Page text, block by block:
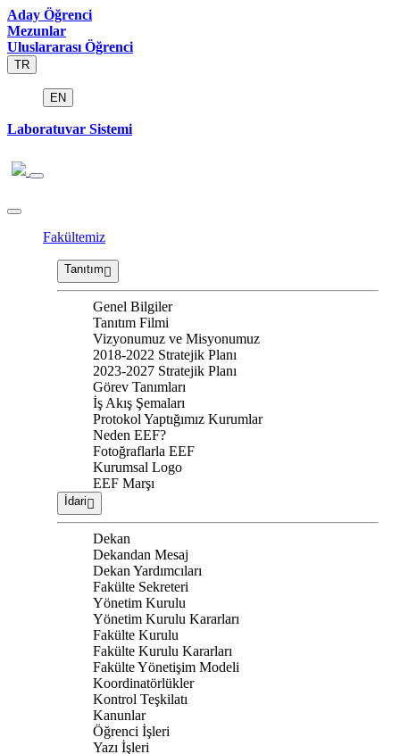
Aday Öğrenci
Mezunlar
Uluslararası Öğrenci
TR
EN
Laboratuvar Sistemi
Fakültemiz
Tanıtım
Genel Bilgiler
Tanıtım Filmi
Vizyonumuz ve Misyonumuz
2018-2022 Stratejik Planı
2023-2027 Stratejik Planı
Görev Tanımları
İş Akış Şemaları
Protokol Yaptığımız Kurumlar
Neden EEF?
Fotoğraflarla EEF
Kurumsal Logo
EEF Marşı
İdari
Dekan
Dekandan Mesaj
Dekan Yardımcıları
Fakülte Sekreteri
Yönetim Kurulu
Yönetim Kurulu Kararları
Fakülte Kurulu
Fakülte Kurulu Kararları
Fakülte Yönetişim Modeli
Koordinatörlükler
Kontrol Teşkilatı
Kanunlar
Öğrenci İşleri
Yazı İşleri